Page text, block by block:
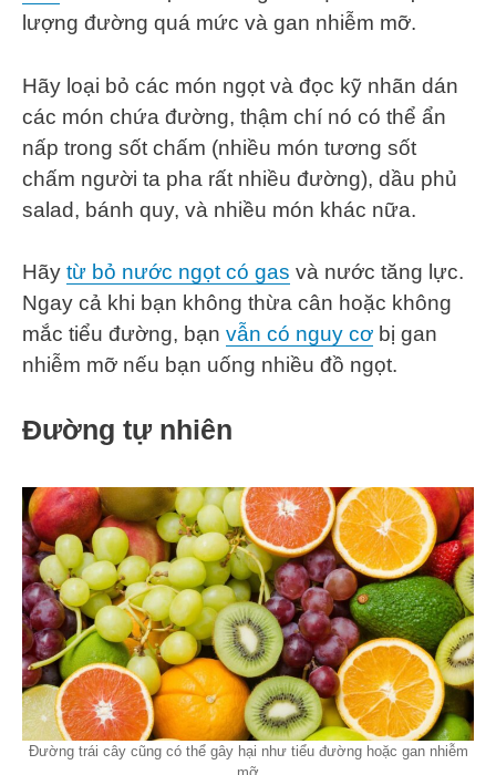
lượng đường quá mức và gan nhiễm mỡ.
Hãy loại bỏ các món ngọt và đọc kỹ nhãn dán
các món chứa đường, thậm chí nó có thể ẩn
nấp trong sốt chấm (nhiều món tương sốt
chấm người ta pha rất nhiều đường), dầu phủ
salad, bánh quy, và nhiều món khác nữa.
Hãy từ bỏ nước ngọt có gas và nước tăng lực.
Ngay cả khi bạn không thừa cân hoặc không
mắc tiểu đường, bạn vẫn có nguy cơ bị gan
nhiễm mỡ nếu bạn uống nhiều đồ ngọt.
Đường tự nhiên
Đường trái cây cũng có thể gây hại như tiểu đường hoặc gan nhiễm